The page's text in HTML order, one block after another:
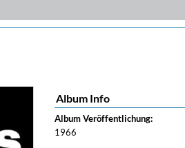
Album Info
Album Veröffentlichung:
1966